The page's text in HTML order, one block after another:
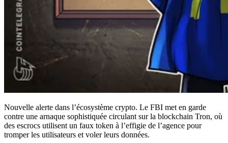
Nouvelle alerte dans l’écosystème crypto. Le FBI met en garde
contre une arnaque sophistiquée circulant sur la blockchain Tron, où
des escrocs utilisent un faux token à l’effigie de l’agence pour
tromper les utilisateurs et voler leurs données.